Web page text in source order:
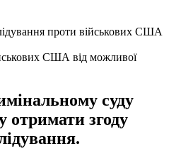
США від можливої
суду
отримати згоду